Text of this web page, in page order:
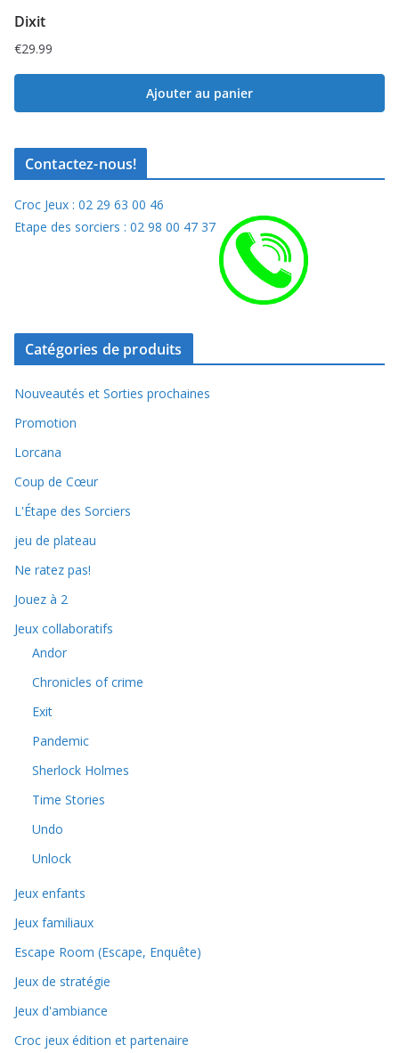
Dixit
€29.99
Ajouter au panier
Contactez-nous!
Croc Jeux : 02 29 63 00 46
Etape des sorciers : 02 98 00 47 37
Catégories de produits
Nouveautés et Sorties prochaines
Promotion
Lorcana
Coup de Cœur
L'Étape des Sorciers
jeu de plateau
Ne ratez pas!
Jouez à 2
Jeux collaboratifs
Andor
Chronicles of crime
Exit
Pandemic
Sherlock Holmes
Time Stories
Undo
Unlock
Jeux enfants
Jeux familiaux
Escape Room (Escape, Enquête)
Jeux de stratégie
Jeux d'ambiance
Croc jeux édition et partenaire